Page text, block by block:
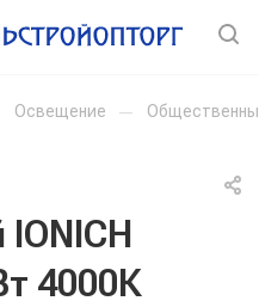
Освещение —
4000К